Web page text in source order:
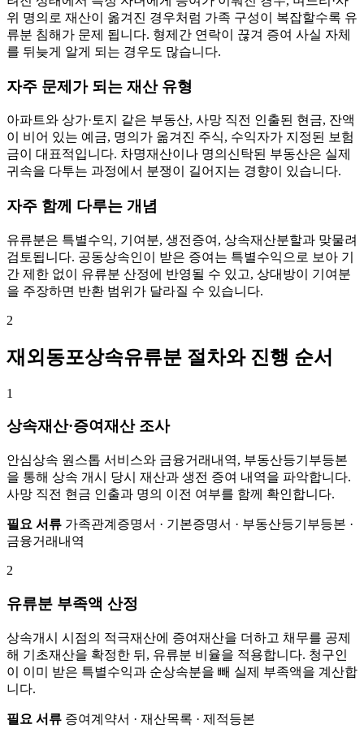
위 명의로 재산이 옮겨진 경우처럼 가족 구성이 복잡할수록 유
류분 침해가 문제 됩니다. 형제간 연락이 끊겨 증여 사실 자체
를 뒤늦게 알게 되는 경우도 많습니다.
자주 문제가 되는 재산 유형
아파트와 상가·토지 같은 부동산, 사망 직전 인출된 현금, 잔액
이 비어 있는 예금, 명의가 옮겨진 주식, 수익자가 지정된 보험
금이 대표적입니다. 차명재산이나 명의신탁된 부동산은 실제
귀속을 다투는 과정에서 분쟁이 길어지는 경향이 있습니다.
자주 함께 다루는 개념
유류분은 특별수익, 기여분, 생전증여, 상속재산분할과 맞물려
검토됩니다. 공동상속인이 받은 증여는 특별수익으로 보아 기
간 제한 없이 유류분 산정에 반영될 수 있고, 상대방이 기여분
을 주장하면 반환 범위가 달라질 수 있습니다.
2
재외동포상속유류분 절차와 진행 순서
1
상속재산·증여재산 조사
안심상속 원스톱 서비스와 금융거래내역, 부동산등기부등본
을 통해 상속 개시 당시 재산과 생전 증여 내역을 파악합니다.
사망 직전 현금 인출과 명의 이전 여부를 함께 확인합니다.
필요 서류 가족관계증명서 · 기본증명서 · 부동산등기부등본 ·
금융거래내역
2
유류분 부족액 산정
상속개시 시점의 적극재산에 증여재산을 더하고 채무를 공제
해 기초재산을 확정한 뒤, 유류분 비율을 적용합니다. 청구인
이 이미 받은 특별수익과 순상속분을 빼 실제 부족액을 계산합
니다.
필요 서류 증여계약서 · 재산목록 · 제적등본